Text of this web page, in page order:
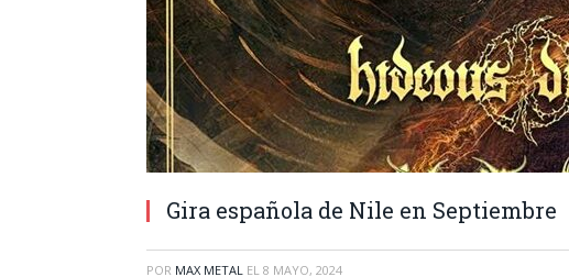
Gira española de Nile en Septiembre
POR MAX METAL EL 8 MAYO, 2024